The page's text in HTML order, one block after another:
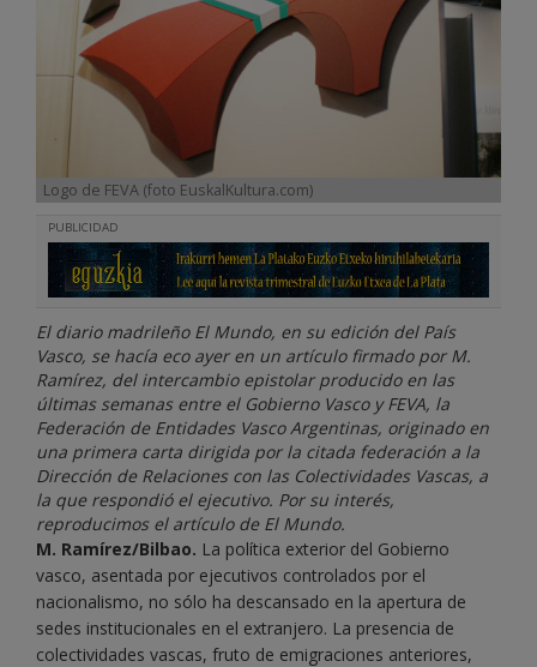
Logo de FEVA (foto EuskalKultura.com)
PUBLICIDAD
El diario madrileño El Mundo, en su edición del País
Vasco, se hacía eco ayer en un artículo firmado por M.
Ramírez, del intercambio epistolar producido en las
últimas semanas entre el Gobierno Vasco y FEVA, la
Federación de Entidades Vasco Argentinas, originado en
una primera carta dirigida por la citada federación a la
Dirección de Relaciones con las Colectividades Vascas, a
la que respondió el ejecutivo. Por su interés,
reproducimos el artículo de El Mundo.
M. Ramírez/Bilbao. La política exterior del Gobierno
vasco, asentada por ejecutivos controlados por el
nacionalismo, no sólo ha descansado en la apertura de
sedes institucionales en el extranjero. La presencia de
colectividades vascas, fruto de emigraciones anteriores,